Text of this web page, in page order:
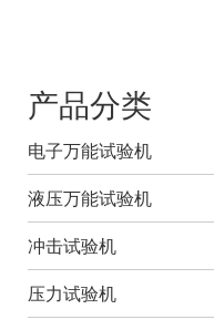
产品分类
电子万能试验机
液压万能试验机
冲击试验机
压力试验机